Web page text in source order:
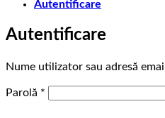
Autentificare
Autentificare
Nume utilizator sau adresă email
Parolă *